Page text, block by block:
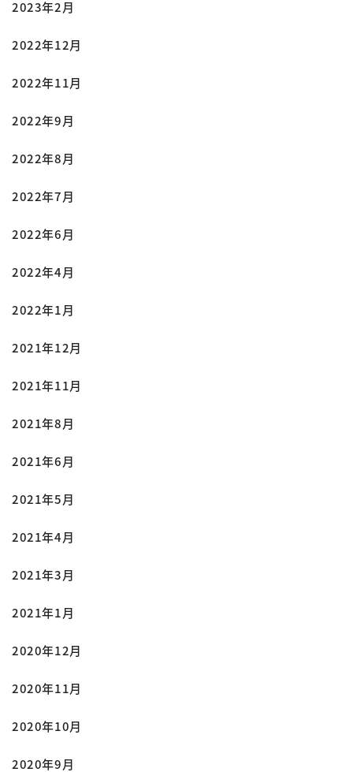
2023年2月
2022年12月
2022年11月
2022年9月
2022年8月
2022年7月
2022年6月
2022年4月
2022年1月
2021年12月
2021年11月
2021年8月
2021年6月
2021年5月
2021年4月
2021年3月
2021年1月
2020年12月
2020年11月
2020年10月
2020年9月